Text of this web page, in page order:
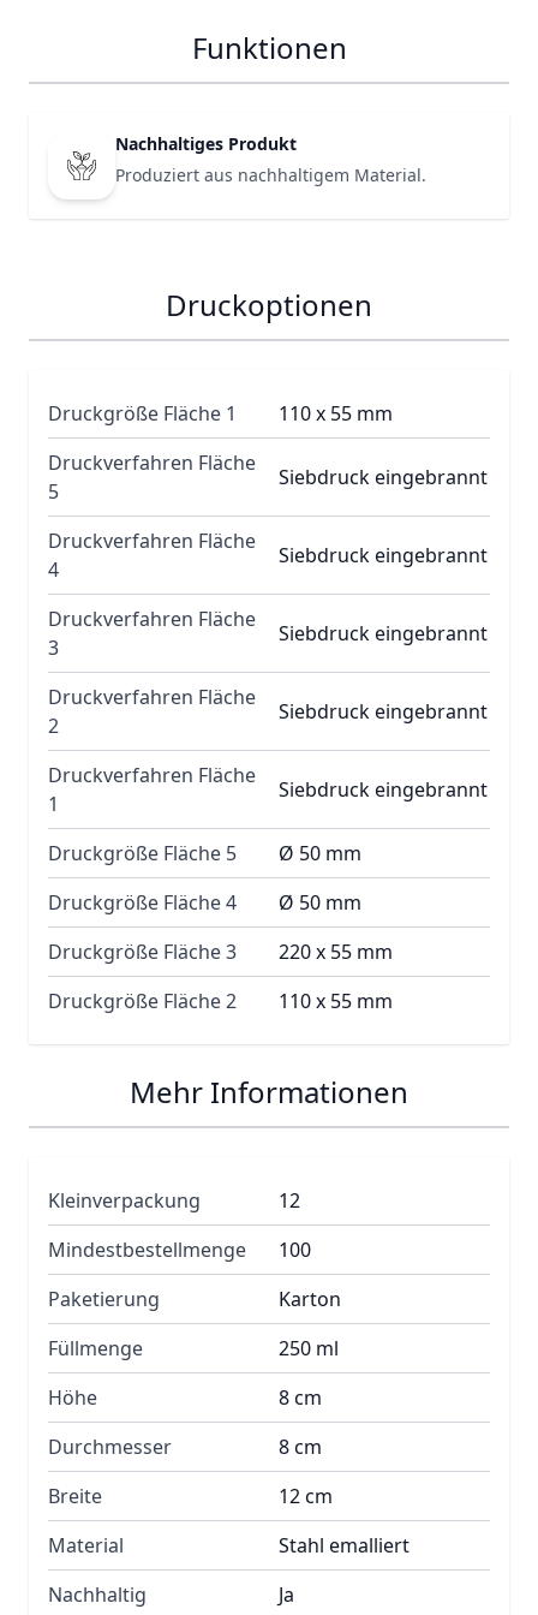
Funktionen
Nachhaltiges Produkt
Produziert aus nachhaltigem Material.
Druckoptionen
Druckgröße Fläche 1
110 x 55 mm
Druckverfahren Fläche
5
Siebdruck eingebrannt
Druckverfahren Fläche
4
Siebdruck eingebrannt
Druckverfahren Fläche
3
Siebdruck eingebrannt
Druckverfahren Fläche
2
Siebdruck eingebrannt
Druckverfahren Fläche
1
Siebdruck eingebrannt
Druckgröße Fläche 5
Ø 50 mm
Druckgröße Fläche 4
Ø 50 mm
Druckgröße Fläche 3
220 x 55 mm
Druckgröße Fläche 2
110 x 55 mm
Mehr Informationen
Kleinverpackung
12
Mindestbestellmenge
100
Paketierung
Karton
Füllmenge
250 ml
Höhe
8 cm
Durchmesser
8 cm
Breite
12 cm
Material
Stahl emalliert
Nachhaltig
Ja